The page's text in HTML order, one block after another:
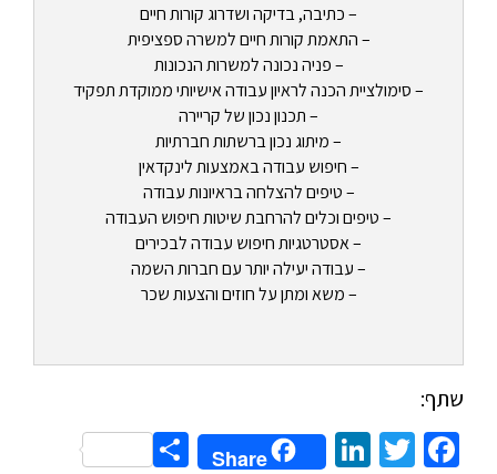
– כתיבה, בדיקה ושדרוג קורות חיים
– התאמת קורות חיים למשרה ספציפית
– פניה נכונה למשרות הנכונות
– סימולציית הכנה לראיון עבודה אישיותי ממוקדת תפקיד
– תכנון נכון של קריירה
– מיתוג נכון ברשתות חברתיות
– חיפוש עבודה באמצעות לינקדאין
– טיפים להצלחה בראיונות עבודה
– טיפים וכלים להרחבת שיטות חיפוש העבודה
– אסטרטגיות חיפוש עבודה לבכירים
– עבודה יעילה יותר עם חברות השמה
– משא ומתן על חוזים והצעות שכר
שתף:
Facebook
Twitter
LinkedIn
Share
Share